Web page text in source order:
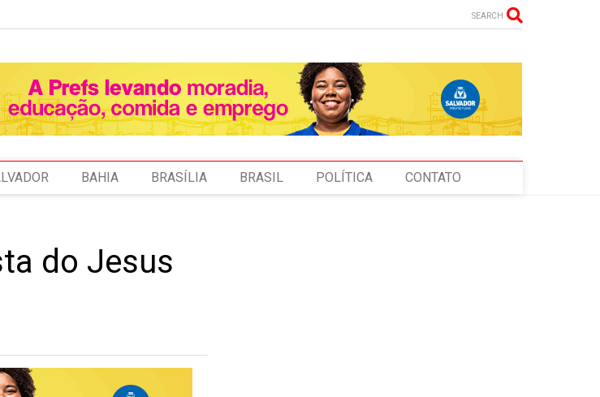
SEARCH
BAHIA BRASÍLIA BRASIL POLÍTICA CONTATO
do Jesus